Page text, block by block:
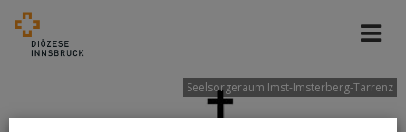
Seelsorgeraum Imst-Imsterberg-Tarrenz